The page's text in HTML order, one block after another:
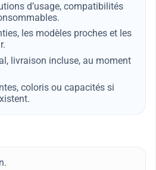
d’usage, compatibilités
les modèles proches et les
livraison incluse, au moment
coloris ou capacités si